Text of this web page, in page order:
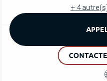
+ 4